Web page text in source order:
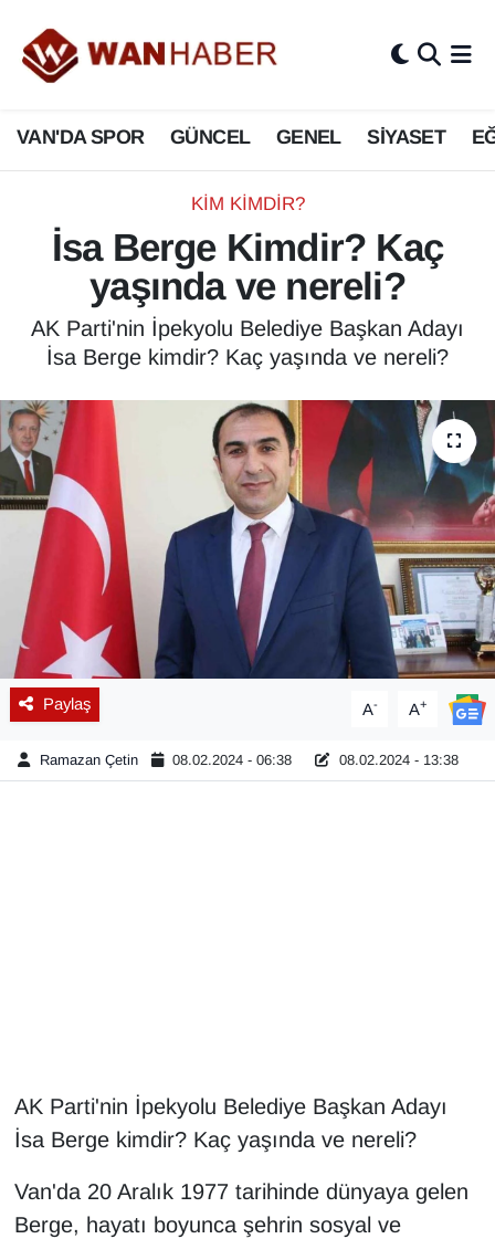
VAN'DA SPOR GÜNCEL GENEL SİYASET
KIM KIMDIR?
İsa Berge Kimdir? Kaç
yaşında ve nereli?
AK Parti'nin İpekyolu Belediye Başkan Adayı
İsa Berge kimdir? Kaç yaşında ve nereli?
Paylaş A- A+
Ramazan Çetin 08.02.2024 - 06:38 08.02.2024 - 13:38
AK Parti'nin İpekyolu Belediye Başkan Adayı
İsa Berge kimdir? Kaç yaşında ve nereli?
Van'da 20 Aralık 1977 tarihinde dünyaya gelen
Berge, hayatı boyunca şehrin sosyal ve
3.SAYFA
ASAYİŞ
BİLİM VE TEKNOLOJİ
Biyografi
Bölge Haberleri
ÇEVRE
Deprem
Dernekler, Odalar
Diğer
DÜNYA
EĞİTİM
EKONOMİ
Eleman
Haber
HABERDE İNSAN
İngilizce
Van Nöbetçi Eczaneler
Van Hava Durumu
Van Namaz Vakitleri
Van Trafik Yoğunluk Haritası
Süper Lig Puan Durumu ve Fikstür
Tüm Manşetler
Son Dakika Haberleri
Haber Arşivi